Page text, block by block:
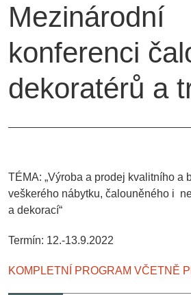
Mezinárodní
konferenci
dekoratérů a
TÉMA: „Výroba a prodej kvalitního a
veškerého nábytku, čalouněného i
a dekorací“
Termín: 12.-13.9.2022
KOMPLETNÍ PROGRAM VČETNĚ